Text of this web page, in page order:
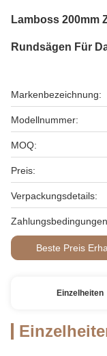
Lamboss 200mm
Rundsägen Für
Markenbezeichnung:
Modellnummer:
MOQ:
Preis:
Verpackungsdetails:
Beste Preis
Einzelheiten